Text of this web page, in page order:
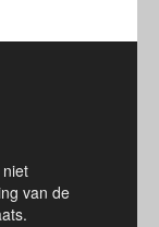
van de